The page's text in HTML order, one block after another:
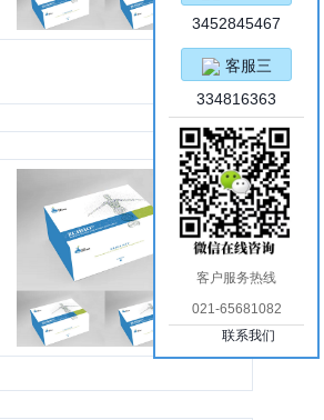
3452845467
客服三
334816363
客户服务热线
021-65681082
联系我们